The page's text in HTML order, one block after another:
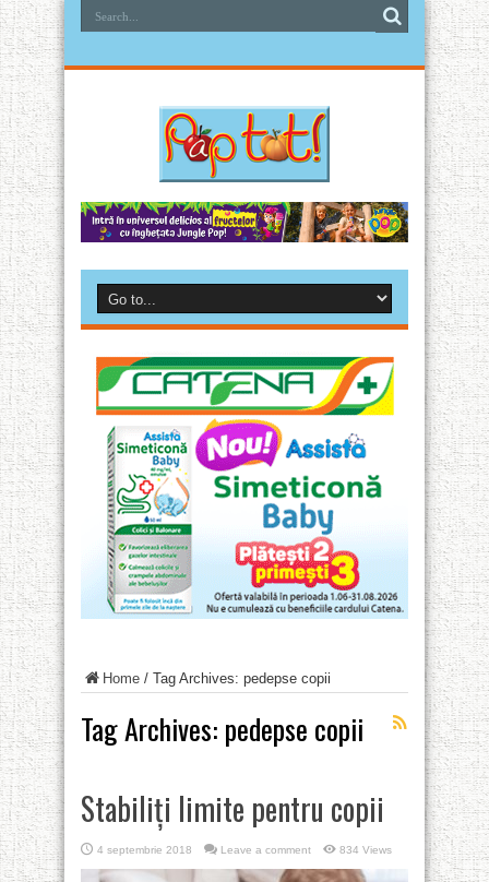
Home / Tag Archives: pedepse copii
Tag Archives: pedepse copii
Stabiliți limite pentru copii
4 septembrie 2018 Leave a comment 834 Views